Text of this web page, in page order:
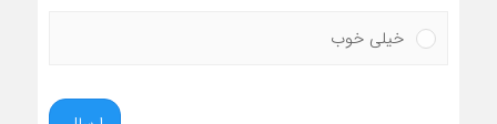
خیلی خوب